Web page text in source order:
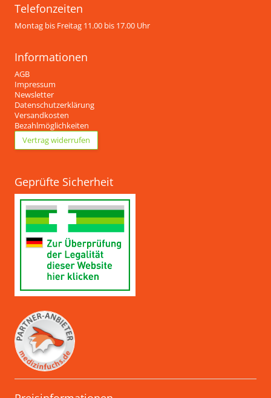
Telefonzeiten
Montag bis Freitag 11.00 bis 17.00 Uhr
Informationen
AGB
Impressum
Newsletter
Datenschutzerklärung
Versandkosten
Bezahlmöglichkeiten
Vertrag widerrufen
Geprüfte Sicherheit